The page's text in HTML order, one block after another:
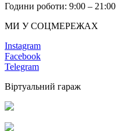
Години роботи: 9:00 – 21:00
МИ У СОЦМЕРЕЖАХ
Instagram
Facebook
Telegram
Віртуальний гараж